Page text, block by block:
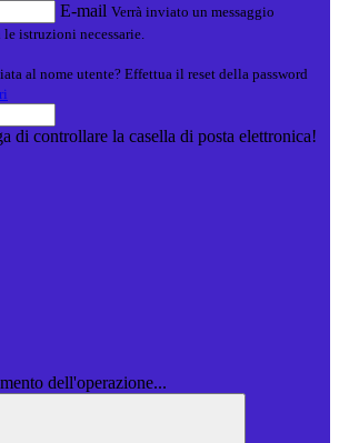
E-mail Verrà inviato un messaggio
istruzioni necessarie.
al nome utente? Effettua il reset della password
di controllare la casella di posta elettronica!
dell'operazione...